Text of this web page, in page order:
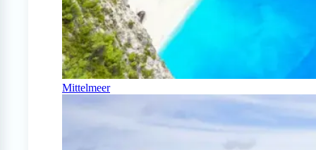
Mittelmeer